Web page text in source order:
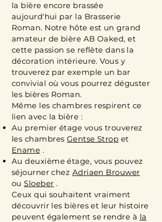
la bière encore brassée
aujourd'hui par la Brasserie
Roman. Notre hôte est un grand
amateur de bière AB Oaked, et
cette passion se reflète dans la
décoration intérieure. Vous y
trouverez par exemple un bar
convivial où vous pourrez déguster
les bières Roman.
Même les chambres respirent ce
lien avec la bière :
Au premier étage vous trouverez
les chambres Gentse Strop et
Ename .
Au deuxième étage, vous pouvez
séjourner chez Adriaen Brouwer
ouSloeber .
Ceux qui souhaitent vraiment
découvrir les bières et leur histoire
peuvent également se rendre à la